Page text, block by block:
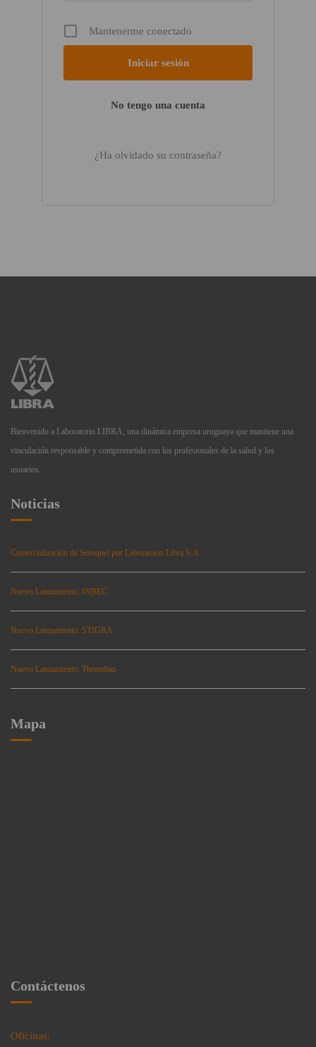
Mantenerme conectado
No tengo una cuenta
¿Ha olvidado su contraseña?
Bienvenido a Laboratorio LIBRA, una dinámica empresa uruguaya que mantiene una
vinculación responsable y comprometida con los profesionales de la salud y los
usuarios.
Noticias
Comercialización de Seroquel por Laboratorio Libra S.A.
Nuevo Lanzamiento: INBEC
Nuevo Lanzamiento: STIGRA
Nuevo Lanzamiento: Thromban
Mapa
Contáctenos
Oficinas: